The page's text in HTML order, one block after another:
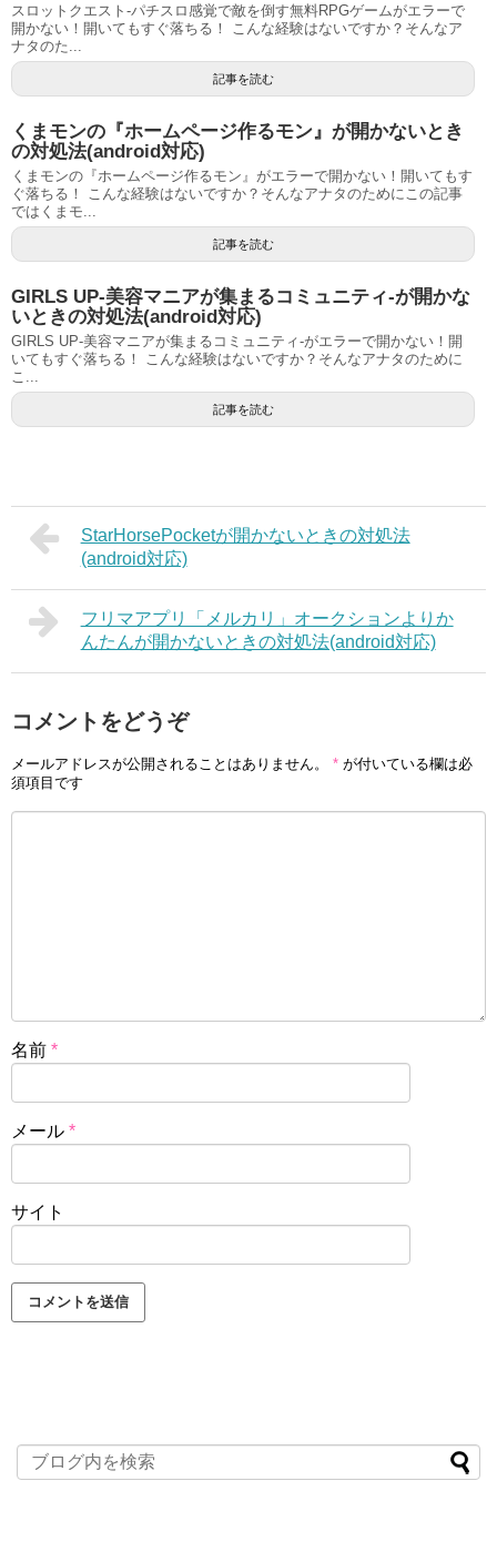
スロットクエスト-パチスロ感覚で敵を倒す無料RPGゲームがエラーで
開かない！開いてもすぐ落ちる！ こんな経験はないですか？そんなア
ナタのた...
記事を読む
くまモンの『ホームページ作るモン』が開かないとき
の対処法(android対応)
くまモンの『ホームページ作るモン』がエラーで開かない！開いてもす
ぐ落ちる！ こんな経験はないですか？そんなアナタのためにこの記事
ではくまモ...
記事を読む
GIRLS UP-美容マニアが集まるコミュニティ-が開かな
いときの対処法(android対応)
GIRLS UP-美容マニアが集まるコミュニティ-がエラーで開かない！開
いてもすぐ落ちる！ こんな経験はないですか？そんなアナタのために
こ...
記事を読む
StarHorsePocketが開かないときの対処法
(android対応)
フリマアプリ「メルカリ」オークションよりか
んたんが開かないときの対処法(android対応)
コメントをどうぞ
メールアドレスが公開されることはありません。 * が付いている欄は必
須項目です
名前 *
メール *
サイト